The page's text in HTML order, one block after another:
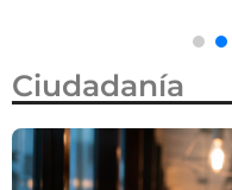
Ciudadanía